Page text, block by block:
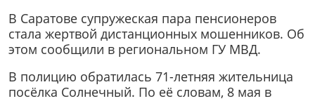
В Саратове супружеская пара пенсионеров
стала жертвой дистанционных мошенников. Об
этом сообщили в региональном ГУ МВД.
В полицию обратилась 71-летняя жительница
посёлка Солнечный. По её словам, 8 мая в